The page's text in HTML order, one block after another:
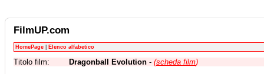
FilmUP.com
HomePage Elenco alfabetico
Titolo film: Dragonball Evolution - (scheda film)